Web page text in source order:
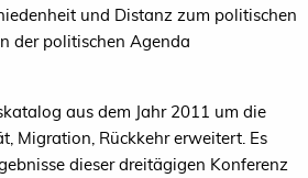
und Distanz zum politischen
der politischen Agenda
aus dem Jahr 2011 um die
Migration, Rückkehr erweitert. Es
dieser dreitägigen Konferenz